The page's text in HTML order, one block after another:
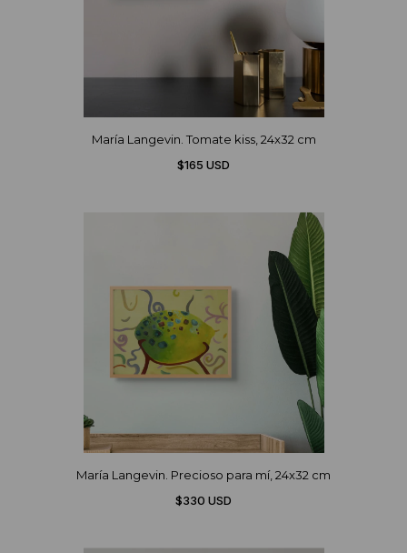
María Langevin. Tomate kiss, 24x32 cm
$165 USD
María Langevin. Precioso para mí, 24x32 cm
$330 USD